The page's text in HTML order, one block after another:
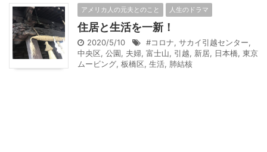
アメリカ人の元夫とのこと 人生のドラマ
住居と生活を一新！
2020/5/10 #コロナ, サカイ引越センター,
中央区, 公園, 夫婦, 富士山, 引越, 新居, 日本橋, 東京
ムービング, 板橋区, 生活, 肺結核